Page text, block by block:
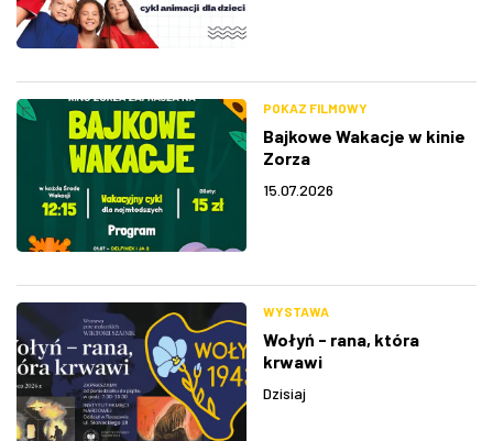
POKAZ FILMOWY
Bajkowe Wakacje w kinie
Zorza
15.07.2026
WYSTAWA
Wołyń - rana, która
krwawi
Dzisiaj